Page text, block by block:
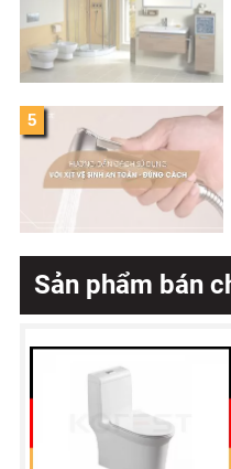
5
Sản phẩm bán